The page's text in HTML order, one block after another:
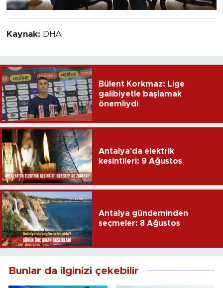
Kaynak: DHA
Bülent Korkmaz: Lige
galibiyetle başlamak
önemliydi
Antalya'da elektrik
kesintileri: 9 Ağustos
Antalya gündeminden
seçmeler: 8 Ağustos
Bunlar da ilginizi çekebilir